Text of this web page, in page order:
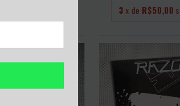
3 x de R$50,00